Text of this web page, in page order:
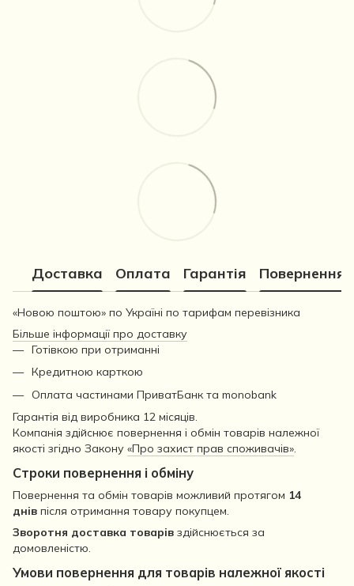
Доставка Оплата Гарантія Повернення
«Новою поштою» по Україні по тарифам перевізника
Більше інформації про доставку
Готівкою при отриманні
Кредитною карткою
Оплата частинами ПриватБанк та monobank
Гарантія від виробника 12 місяців.
Компанія здійснює повернення і обмін товарів належної
якості згідно Закону «Про захист прав споживачів».
Строки повернення і обміну
Повернення та обмін товарів можливий протягом 14
днів після отримання товару покупцем.
Зворотня доставка товарів здійснюється за
домовленістю.
Умови повернення для товарів належної якості